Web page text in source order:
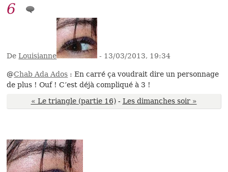
6
DeLouisianne - 13/03/2013, 19:34
@Chab Ada Ados : En carré ça voudrait dire un personnage
de plus ! Ouf ! C’est déjà compliqué à 3 !
« Le triangle (partie 16) - Les dimanches soir »